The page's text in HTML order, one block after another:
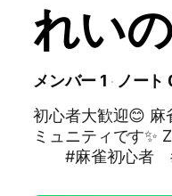
れい
メンバー 1
ノート
初心者大歓迎😊 麻
ミュニティです✨
#麻雀初心者 #